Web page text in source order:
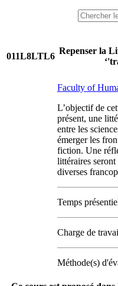
011L8LTL6
Repenser la
Faculty of
L’objectif de
présent, une
entre les
émerger les
fiction. Une
littéraires
diverses
Temps
Charge de
Méthode(s)